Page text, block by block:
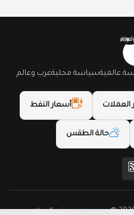
عالميةسياسة محليةعرب وعالم
العملات أسعار النفط
حالة الطقس
© 2026 حزب السلام